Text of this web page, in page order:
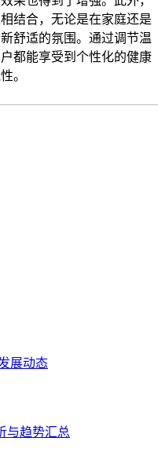
展动态
与趋势汇总
结合，无论是在家庭还是
舒适的氛围。通过调节温
都能享受到个性化的健康
。